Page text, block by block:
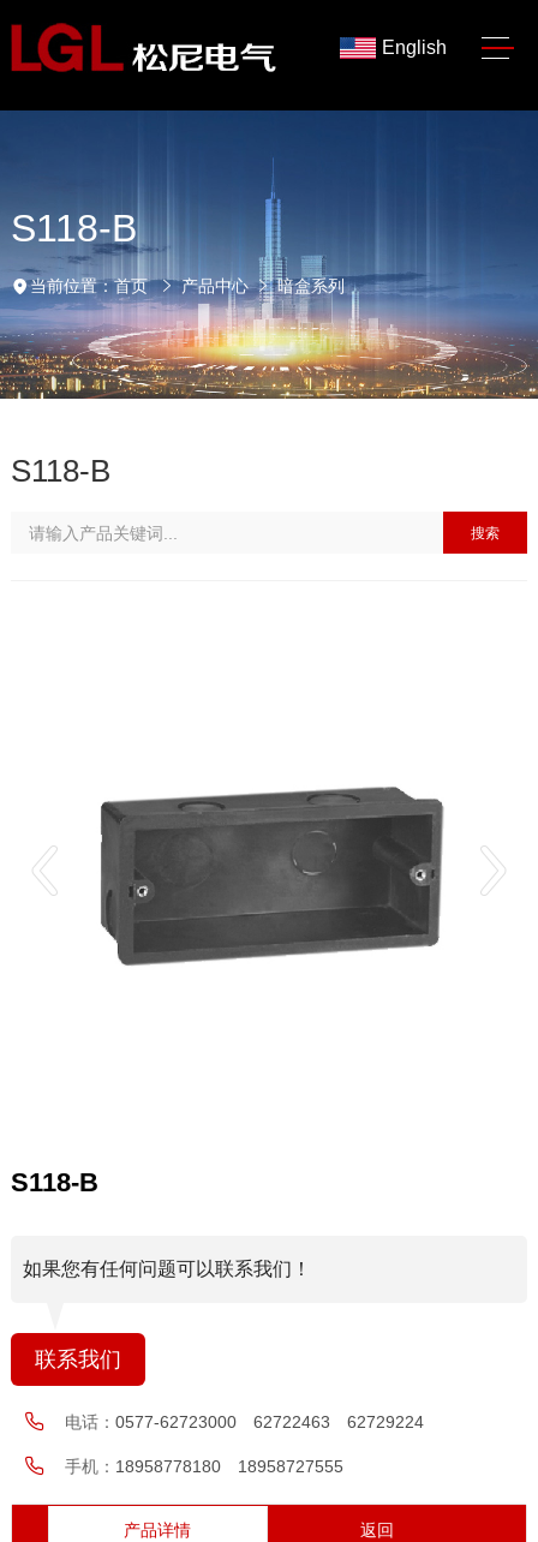
English
S118-B
当前位置：首页 产品中心 暗盒系列
S118-B
搜索
S118-B
如果您有任何问题可以联系我们！
联系我们
电话： 0577-62723000 62722463 62729224
手机： 18958778180 18958727555
产品详情 返回